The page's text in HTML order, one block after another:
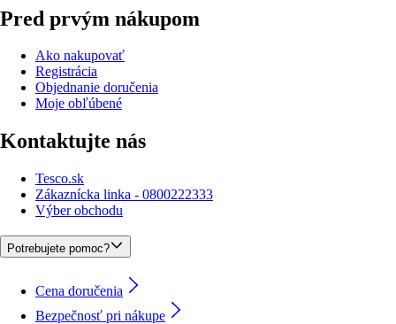
Pred prvým nákupom
Ako nakupovať
Registrácia
Objednanie doručenia
Moje obľúbené
Kontaktujte nás
Tesco.sk
Zákaznícka linka - 0800222333
Výber obchodu
Potrebujete pomoc?
Cena doručenia
Bezpečnosť pri nákupe